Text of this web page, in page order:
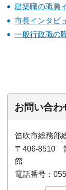
建築職の職員
市長インタビ
一般行政職の
お問い合わ
笛吹市総務部
〒406-8510
館
電話番号：